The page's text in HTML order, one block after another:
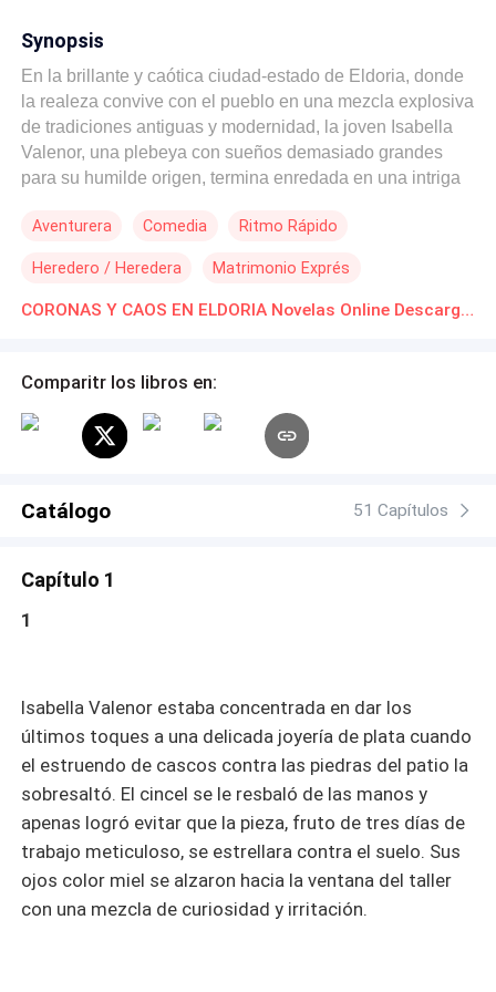
Synopsis
En la brillante y caótica ciudad-estado de Eldoria, donde
la realeza convive con el pueblo en una mezcla explosiva
de tradiciones antiguas y modernidad, la joven Isabella
Valenor, una plebeya con sueños demasiado grandes
para su humilde origen, termina enredada en una intriga
une al rebelde y carismático príncipe Sebastián Arion.
es conocido tanto por sus escándalos como por su
ingenio agudo y su sentido del humor irreverente. La
pero también de momentos inesperados de ternura y
carreras por las calles de Eldoria y secretos que podrían
derribar al reino, Isabella y Sebastián deberán aprender a
acechan en su propia casa... y, quizás, a enamorarse en
Aventurera Comedia Ritmo Rápido
Heredero / Heredera Matrimonio Exprés
CORONAS Y CAOS EN ELDORIA Novelas Online Descarga gratuita de PDF
Comparitr los libros en:
Catálogo 51 Capítulos
Capítulo 1
1
Isabella Valenor estaba concentrada en dar los
últimos toques a una delicada joyería de plata cuando
el estruendo de cascos contra las piedras del patio la
sobresaltó. El cincel se le resbaló de las manos y
apenas logró evitar que la pieza, fruto de tres días de
trabajo meticuloso, se estrellara contra el suelo. Sus
ojos color miel se alzaron hacia la ventana del taller
con una mezcla de curiosidad y irritación.